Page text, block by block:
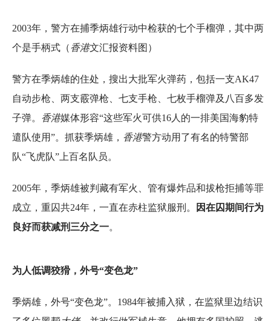
2003年，警方在捕季炳雄行动中检获的七个手榴弹，其中两
个是手柄式（香港文汇报资料图）
警方在季炳雄的住处，搜出大批军火弹药，包括一支AK47
自动步枪、两支霰弹枪、七支手枪、七枚手榴弹及八百多发
子弹。 香港媒体形容“这些军火可供16人的一排美国海豹特
遣队使用”。抓获季炳雄， 香港警方动用了有名的特警部
队“飞虎队”上百名队员。
2005年，季炳雄被判藏有军火、管有爆炸品和拔枪拒捕等罪
成立，重囚共24年，一直在赤柱监狱服刑。
因在囚期间行为
良好而获减刑三分之一。
为人低调狡猾，外号“变色龙”
季炳雄，外号“变色龙”。1984年被捕入狱，在监狱里边结识